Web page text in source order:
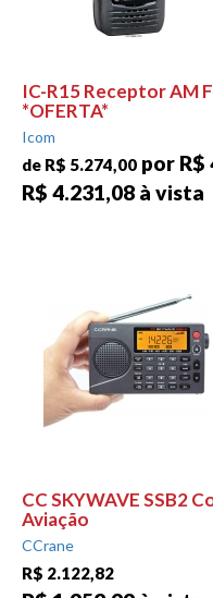
IC-R15 Receptor AM
*OFERTA*
Icom
de R$ 5.274,00 por R$
R$ 4.231,08 à vista
CC SKYWAVE SSB2
Aviação
CCrane
R$ 2.122,82